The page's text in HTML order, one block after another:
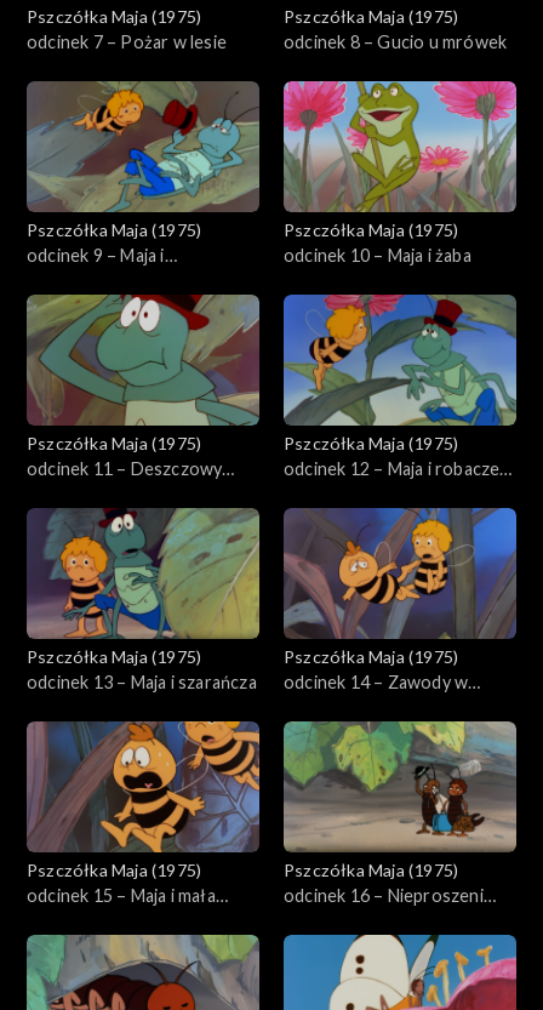
Pszczółka Maja (1975)
odcinek 7 – Pożar w lesie
Pszczółka Maja (1975)
odcinek 8 – Gucio u mrówek
Pszczółka Maja (1975)
odcinek 9 – Maja i
Pszczółka Maja (1975)
odcinek 10 – Maja i żaba
Pszczółka Maja (1975)
odcinek 11 – Deszczowy
Pszczółka Maja (1975)
odcinek 12 – Maja i robaczek
Pszczółka Maja (1975)
odcinek 13 – Maja i szarańcza
Pszczółka Maja (1975)
odcinek 14 – Zawody w
Pszczółka Maja (1975)
odcinek 15 – Maja i mała
Pszczółka Maja (1975)
odcinek 16 – Nieproszeni